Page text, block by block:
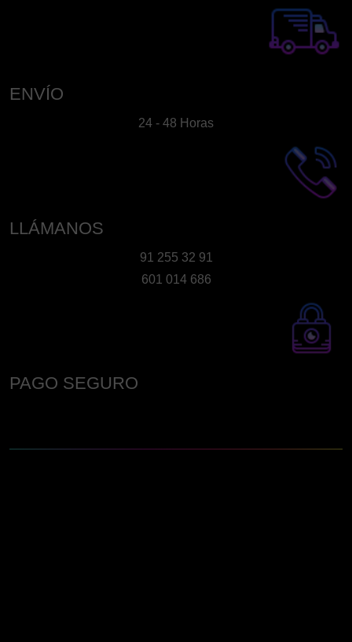
ENVÍO
24 - 48 Horas
LLÁMANOS
91 255 32 91
601 014 686
PAGO SEGURO